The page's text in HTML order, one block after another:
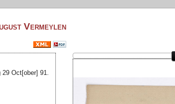
Vermeylen
29 Oct[ober] 91.